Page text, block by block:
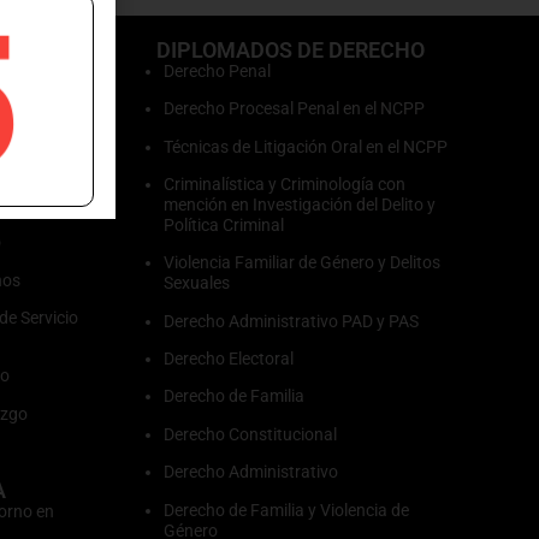
Servicio
en
DIPLOMADOS DE DERECHO
Derecho Penal
Derecho Procesal Penal en el NCPP
Técnicas de Litigación Oral en el NCPP
Criminalística y Criminología con
mención en Investigación del Delito y
Política Criminal
Violencia Familiar de Género y Delitos
Sexuales
Derecho Administrativo PAD y PAS
Derecho Electoral
Derecho de Familia
Derecho Constitucional
Derecho Administrativo
Derecho de Familia y Violencia de
Género